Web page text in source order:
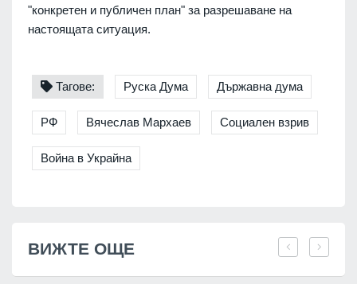
"конкретен и публичен план" за разрешаване на
настоящата ситуация.
Тагове: Руска Дума Държавна дума
РФ Вячеслав Мархаев Социален взрив
Война в Украйна
ВИЖТЕ ОЩЕ